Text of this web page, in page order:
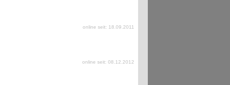
online seit: 18.09.2011
online seit: 08.12.2012